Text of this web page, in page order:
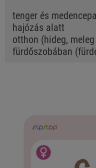
tenger és
hajózás alatt
otthon (hideg,
fürdőszobában